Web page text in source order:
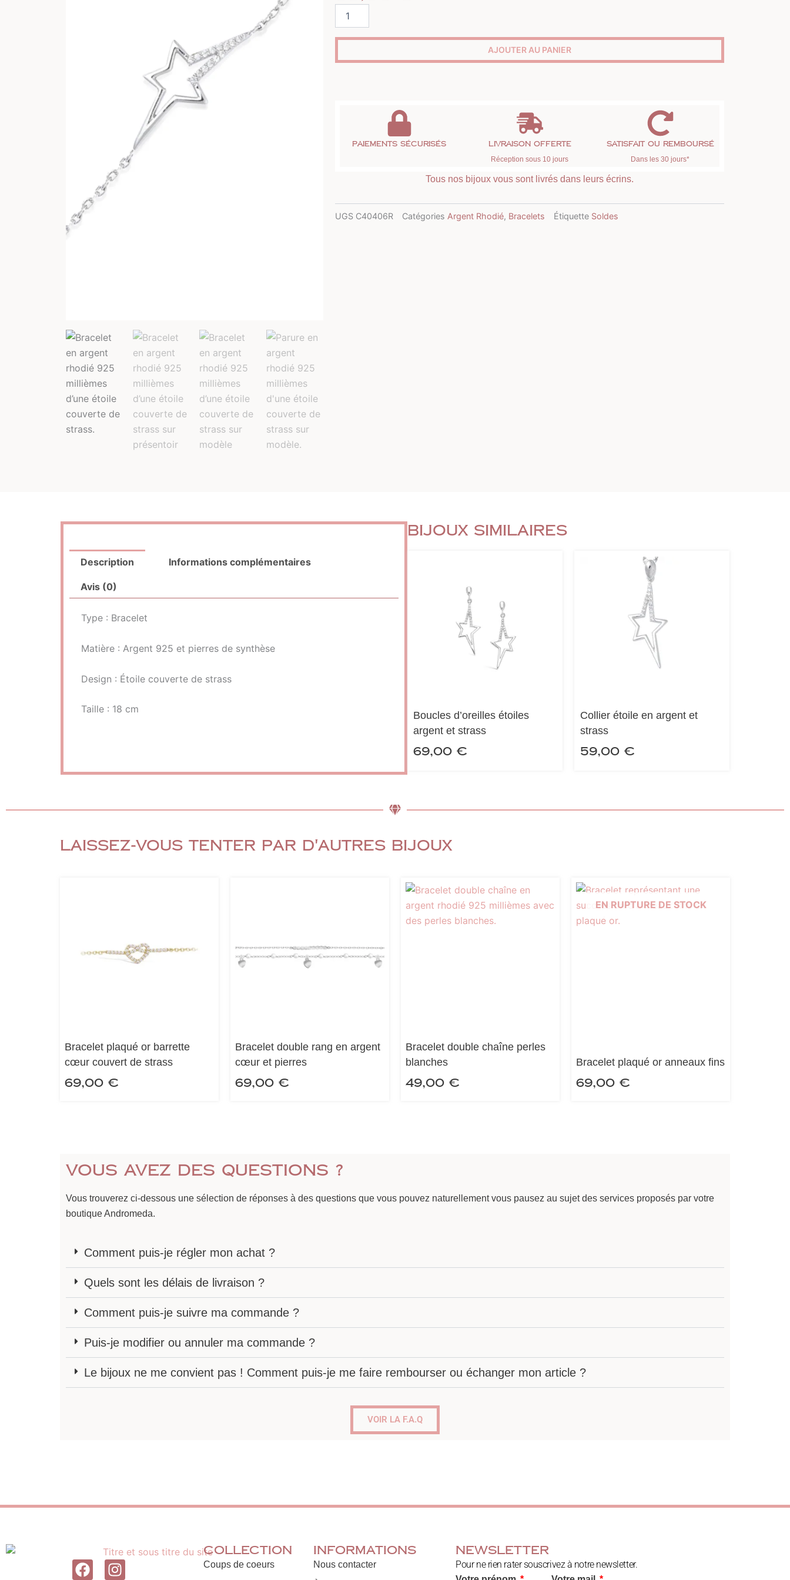
AJOUTER AU PANIER
Paiements sécurisés Livraison offerte
Réception sous 10 jours
Satisfait ou remboursé
Dans les 30 jours*
Tous nos bijoux vous sont livrés dans leurs écrins.
UGS C40406R Catégories Argent Rhodié, Bracelets Étiquette Soldes
Description Informations complémentaires
Avis (0)
Type : Bracelet
Matière : Argent 925 et pierres de synthèse
Design : Étoile couverte de strass
Taille : 18 cm
Bijoux similaires
Boucles d’oreilles étoiles
argent et strass
69,00€
Collier étoile en argent et
strass
59,00€
Laissez-vous tenter par d'autres bijoux
Bracelet plaqué or barrette
cœur couvert de strass
69,00 €
Bracelet double rang en argent
cœur et pierres
69,00 €
Bracelet double chaîne perles
blanches
49,00 €
EN RUPTURE DE STOCK
Bracelet plaqué or anneaux fins
69,00 €
Vous avez des questions ?
Vous trouverez ci-dessous une sélection de réponses à des questions que vous pouvez naturellement vous pausez au sujet des services proposés par votre
boutique Andromeda.
Comment puis-je régler mon achat ?
Quels sont les délais de livraison ?
Comment puis-je suivre ma commande ?
Puis-je modifier ou annuler ma commande ?
Le bijoux ne me convient pas ! Comment puis-je me faire rembourser ou échanger mon article ?
VOIR LA F.A.Q
F
I
Collection
Coups de coeurs
Informations
Nous contacter
Newsletter
Pour ne rien rater souscrivez à notre newsletter.